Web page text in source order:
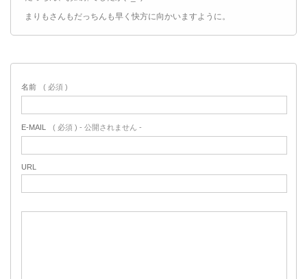
まりもさんもだっちんも早く快方に向かいますように。
名前 ( 必須 )
E-MAIL ( 必須 ) - 公開されません -
URL